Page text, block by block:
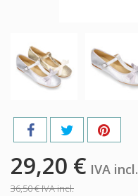
29,20 € IVA incl.
36,50 €IVA incl.